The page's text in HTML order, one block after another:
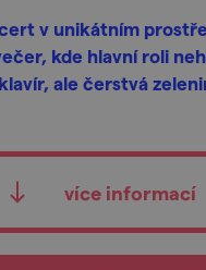
v unikátním
kde hlavní roli
klavír, ale čerstvá
více informací